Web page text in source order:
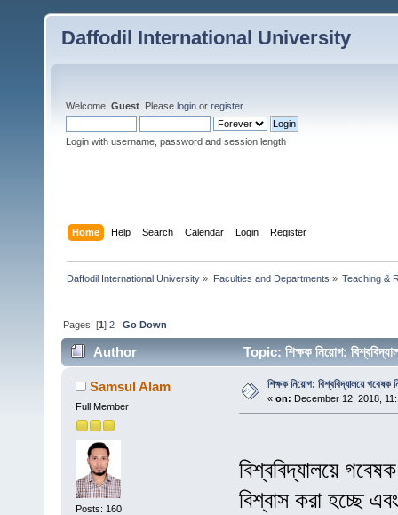
Daffodil International University
Welcome, Guest . Please login or register.
Login with username, password and session length
Home Help Search Calendar Login Register
Daffodil International University » Faculties and Departments » Teaching &
Pages: [1]2 Go Down
Author Topic: শিক্ষক নিয়োগ:
Samsul Alam
Full Member
Posts: 160
শিক্ষক নিয়োগ: বিশ্ববিদ্যালয়ে গবেষক
« on: December 12, 2018,
বিশ্ববিদ্যালয়ে
বিশ্বাস করা হচ্ছে